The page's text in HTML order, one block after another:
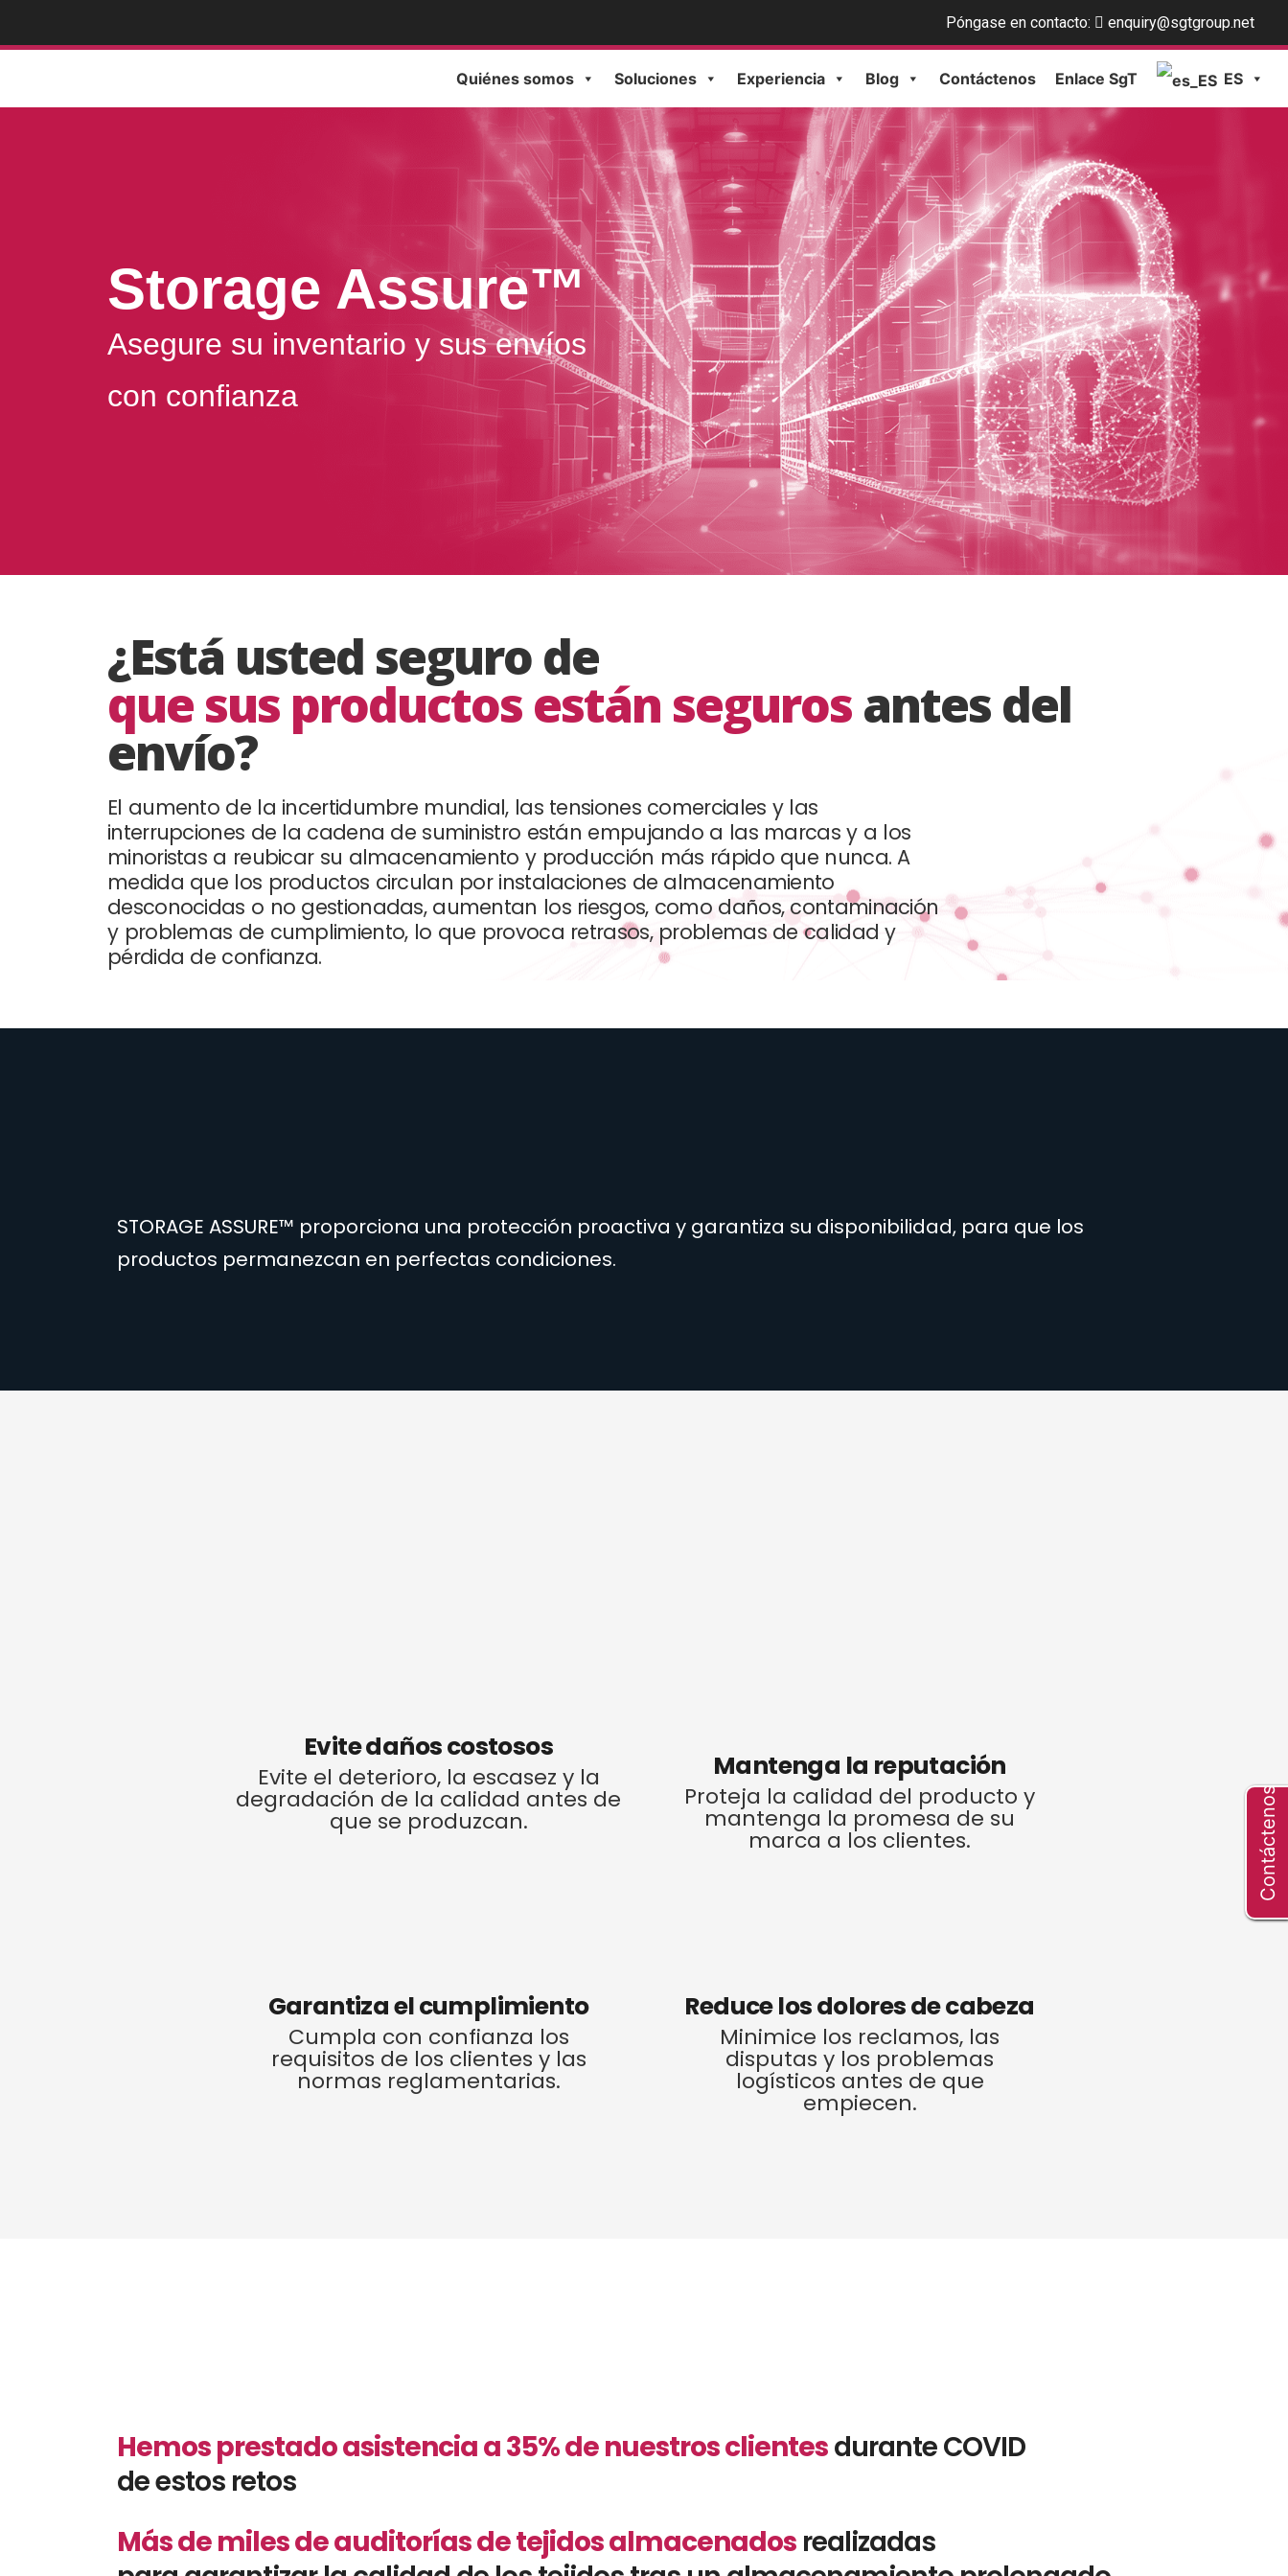
Póngase en contacto: enquiry@sgtgroup.net
Quiénes somos Soluciones Experiencia Blog Contáctenos Enlace SgT ES
Storage Assure™
Asegure su inventario y sus envíos
con confianza
¿Está usted seguro de
que sus productos están segurosantes del
envío?
El aumento de la incertidumbre mundial, las tensiones comerciales y las
interrupciones de la cadena de suministro están empujando a las marcas y a los
minoristas a reubicar su almacenamiento y producción más rápido que nunca. A
medida que los productos circulan por instalaciones de almacenamiento
desconocidas o no gestionadas, aumentan los riesgos, como daños, contaminación
y problemas de cumplimiento, lo que provoca retrasos, problemas de calidad y
pérdida de confianza.
STORAGE ASSURE™ proporciona una protección proactiva y garantiza su disponibilidad, para que los
productos permanezcan en perfectas condiciones.
Evite daños costosos
Evite el deterioro, la escasez y la
degradación de la calidad antes de
que se produzcan.
Mantenga la reputación
Proteja la calidad del producto y
mantenga la promesa de su
marca a los clientes.
Garantiza el cumplimiento
Cumpla con confianza los
requisitos de los clientes y las
normas reglamentarias.
Reduce los dolores de cabeza
Minimice los reclamos, las
disputas y los problemas
logísticos antes de que
empiecen.
Hemos prestado asistencia a 35% de nuestros clientesdurante COVID
de estos retos
Más de miles de auditorías de tejidos almacenados realizadas
Contáctenos